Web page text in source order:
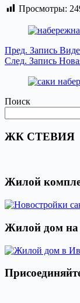
Просмотры:
Пред. Запись
След. Запись
Поиск
ЖК СТЕВИЯ
Жилой
Жилой дом на